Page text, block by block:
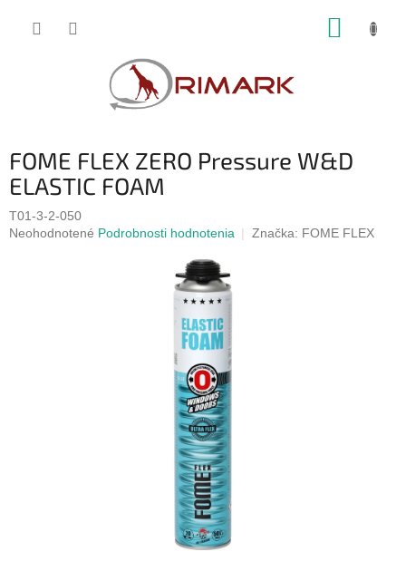
FOME FLEX ZERO Pressure W&D
ELASTIC FOAM
T01-3-2-050
Priemerné
Neohodnotené Podrobnosti hodnotenia Značka: FOME FLEX